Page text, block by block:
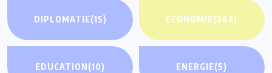
DIPLOMATIE(15) ECONOMIE(267)
EDUCATION(10) ENERGIE(5)